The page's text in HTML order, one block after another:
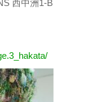
西中洲1-B